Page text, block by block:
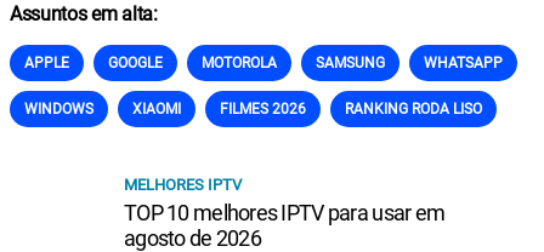
Assuntos em alta:
APPLE GOOGLE MOTOROLA SAMSUNG WHATSAPP
WINDOWS XIAOMI FILMES 2026 RANKING RODA LISO
MELHORES IPTV
TOP 10 melhores IPTV para usar em
agosto de 2026